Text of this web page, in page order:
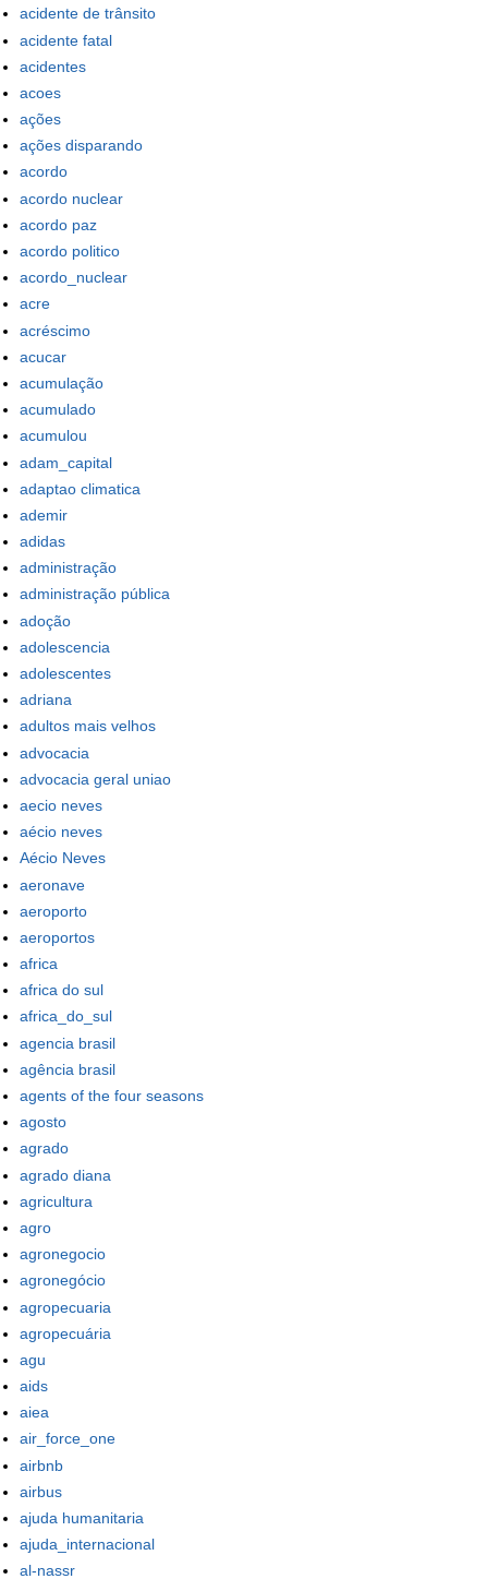
acidente de trânsito
acidente fatal
acidentes
acoes
ações
ações disparando
acordo
acordo nuclear
acordo paz
acordo politico
acordo_nuclear
acre
acréscimo
acucar
acumulação
acumulado
acumulou
adam_capital
adaptao climatica
ademir
adidas
administração
administração pública
adoção
adolescencia
adolescentes
adriana
adultos mais velhos
advocacia
advocacia geral uniao
aecio neves
aécio neves
Aécio Neves
aeronave
aeroporto
aeroportos
africa
africa do sul
africa_do_sul
agencia brasil
agência brasil
agents of the four seasons
agosto
agrado
agrado diana
agricultura
agro
agronegocio
agronegócio
agropecuaria
agropecuária
agu
aids
aiea
air_force_one
airbnb
airbus
ajuda humanitaria
ajuda_internacional
al-nassr